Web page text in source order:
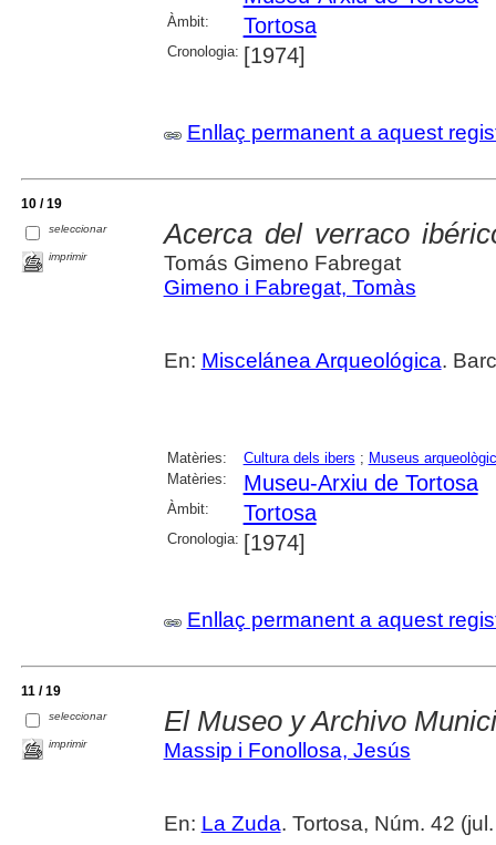
Àmbit: Tortosa
Cronologia: [1974]
Enllaç permanent a aquest
10 / 19
seleccionar
imprimir
Acerca del verraco
Tomás Gimeno Fabregat
Gimeno i Fabregat, Tomàs
En: Miscelánea Arqueológica.
Matèries: Cultura dels ibers ; Museus
Matèries:
Museu-Arxiu de Tortosa
Àmbit: Tortosa
Cronologia: [1974]
Enllaç permanent a aquest
11 / 19
seleccionar
imprimir
El Museo y Archivo
Massip i Fonollosa, Jesús
En: La Zuda. Tortosa, Núm. 42